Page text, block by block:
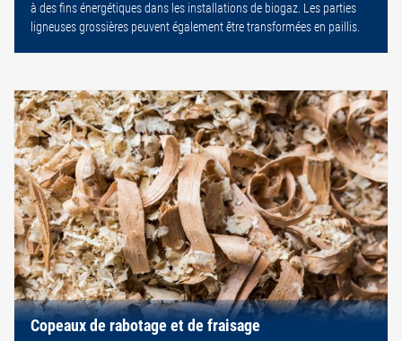
à des fins énergétiques dans les installations de biogaz. Les parties
ligneuses grossières peuvent également être transformées en paillis.
Copeaux de rabotage et de fraisage